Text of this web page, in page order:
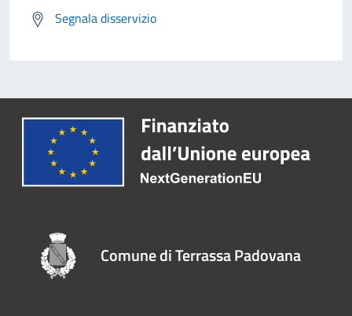
Segnala disservizio
Comune di Terrassa Padovana